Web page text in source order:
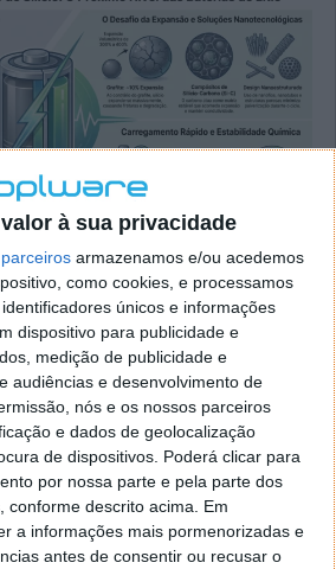
à sua privacidade
parceiros armazenamos e/ou acedemos
como cookies, e processamos
únicos e informações
dispositivo para publicidade e
medição de publicidade e
audiências e desenvolvimento de
nós e os nossos parceiros
e dados de geolocalização
de dispositivos. Poderá clicar para
por nossa parte e pela parte dos
conforme descrito acima. Em
a informações mais pormenorizadas e
antes de consentir ou recusar o
está numa camada
segue uma abordagem
modificar toda a bateria, os
apenas na zona onde
crítica: a interface entre o
Para isso utilizaram um
como catálise interfacial de